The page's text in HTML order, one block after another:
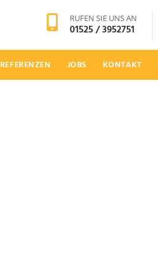
RUFEN SIE UNS AN
01525 / 3952751
REFERENZEN JOBS KONTAKT